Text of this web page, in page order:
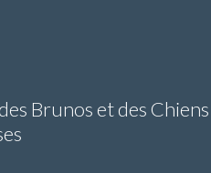
Brunos et des Chiens